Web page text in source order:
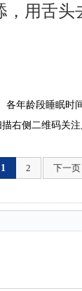
用舌头
各年龄段睡眠时
右侧二维码关
1 2 下一页